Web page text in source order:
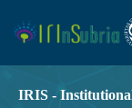
IRIS -